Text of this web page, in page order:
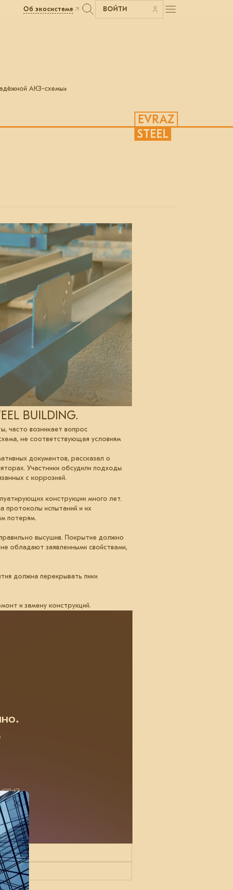
Об экосистеме ВОЙТИ
АКЗ-схемы»
EVRAZ
STEEL
BUILDING.
часто возникает вопрос
не соответствующая условиям
документов, рассказал о
Участники обсудили подходы
с коррозией.
конструкции много лет.
протоколы испытаний и их
потерям.
высушив. Покрытие должно
обладают заявленными свойствами,
должна перекрывать пики
и замену конструкций.